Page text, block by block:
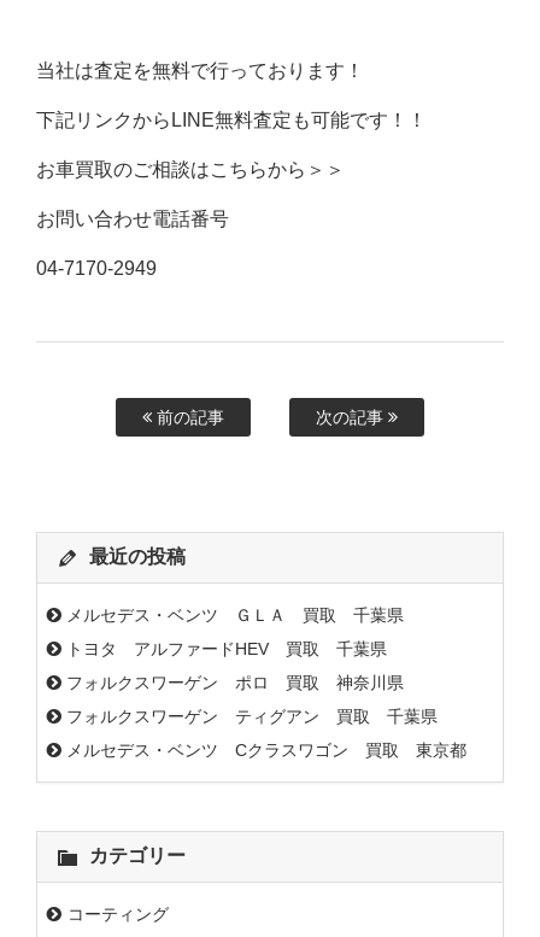
当社は査定を無料で行っております！
下記リンクからLINE無料査定も可能です！！
お車買取のご相談はこちらから＞＞
お問い合わせ電話番号
04-7170-2949
前の記事 次の記事
最近の投稿
メルセデス・ベンツ ＧＬＡ 買取 千葉県
トヨタ アルファードHEV 買取 千葉県
フォルクスワーゲン ポロ 買取 神奈川県
フォルクスワーゲン ティグアン 買取 千葉県
メルセデス・ベンツ Cクラスワゴン 買取 東京都
カテゴリー
コーティング